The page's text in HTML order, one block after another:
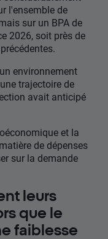
l'ensemble de
sur un BPA de
2026, soit près de
environnement
trajectoire de
avait anticipé
et la
de dépenses
sur la demande
leurs
que le
faiblesse